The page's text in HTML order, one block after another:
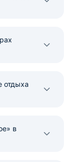
отдыха
в